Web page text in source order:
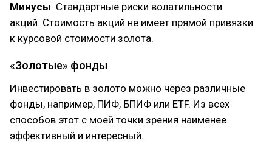
Минусы. Стандартные риски волатильности
акций. Стоимость акций не имеет прямой привязки
к курсовой стоимости золота.
«Золотые» фонды
Инвестировать в золото можно через различные
фонды, например, ПИФ, БПИФ или ETF. Из всех
способов этот с моей точки зрения наименее
эффективный и интересный.